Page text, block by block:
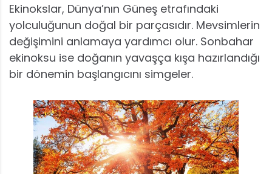
Ekinokslar, Dünya’nın Güneş etrafındaki
yolculuğunun doğal bir parçasıdır. Mevsimlerin
değişimini anlamaya yardımcı olur. Sonbahar
ekinoksu ise doğanın yavaşça kışa hazırlandığı
bir dönemin başlangıcını simgeler.